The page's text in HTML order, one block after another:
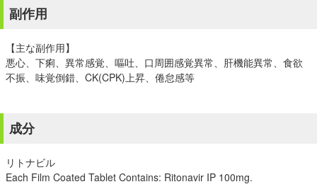
副作用
【主な副作用】
悪心、下痢、異常感覚、嘔吐、口周囲感覚異常、肝機能異常、食欲
不振、味覚倒錯、CK(CPK)上昇、倦怠感等
成分
リトナビル
Each Film Coated Tablet Contains: Ritonavir IP 100mg.